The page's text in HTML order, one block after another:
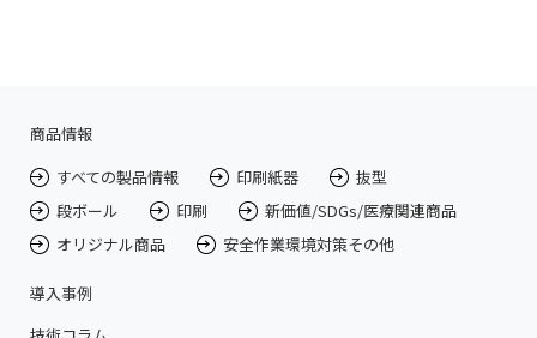
商品情報
すべての製品情報
印刷紙器
抜型
段ボール
印刷
新価値/SDGs/医療関連商品
オリジナル商品
安全作業環境対策その他
導入事例